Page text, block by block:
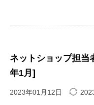
ネットショップ担当
年1月]
2023年01月12日